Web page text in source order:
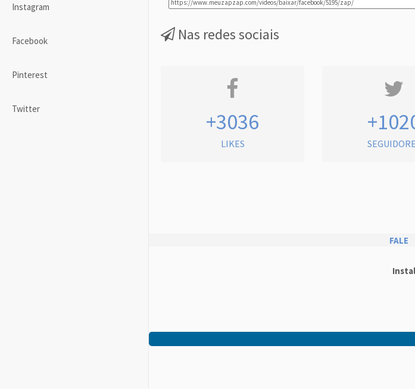
Instagram
Facebook
Pinterest
Twitter
Nas redes sociais
+3036
LIKES
FALE